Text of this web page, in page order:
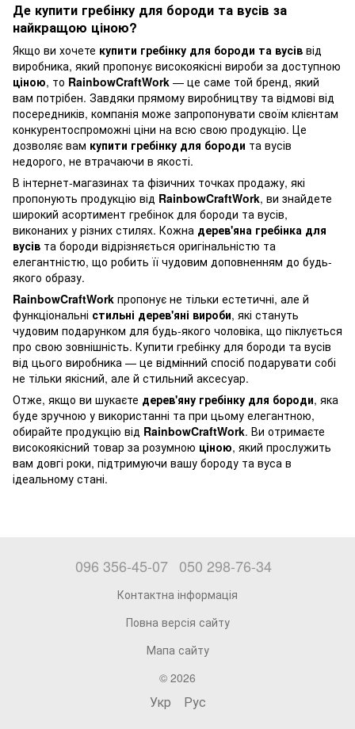
Де купити гребінку для бороди та вусів за
найкращою ціною?
Якщо ви хочете купити гребінку для бороди та вусів від
виробника, який пропонує високоякісні вироби за доступною
ціною, то RainbowCraftWork — це саме той бренд, який
вам потрібен. Завдяки прямому виробництву та відмові від
посередників, компанія може запропонувати своїм клієнтам
конкурентоспроможні ціни на всю свою продукцію. Це
дозволяє вам купити гребінку для бороди та вусів
недорого, не втрачаючи в якості.
В інтернет-магазинах та фізичних точках продажу, які
пропонують продукцію від RainbowCraftWork, ви знайдете
широкий асортимент гребінок для бороди та вусів,
виконаних у різних стилях. Кожна дерев'яна гребінка для
вусів та бороди відрізняється оригінальністю та
елегантністю, що робить її чудовим доповненням до будь-
якого образу.
RainbowCraftWork пропонує не тільки естетичні, але й
функціональні стильні дерев'яні вироби, які стануть
чудовим подарунком для будь-якого чоловіка, що піклується
про свою зовнішність. Купити гребінку для бороди та вусів
від цього виробника — це відмінний спосіб подарувати собі
не тільки якісний, але й стильний аксесуар.
Отже, якщо ви шукаєте дерев'яну гребінку для бороди, яка
буде зручною у використанні та при цьому елегантною,
обирайте продукцію від RainbowCraftWork. Ви отримаєте
високоякісний товар за розумною ціною, який прослужить
вам довгі роки, підтримуючи вашу бороду та вуса в
ідеальному стані.
096 356-45-07 050 298-76-34
Контактна інформація
Повна версія сайту
Мапа сайту
© 2026
Укр Рус